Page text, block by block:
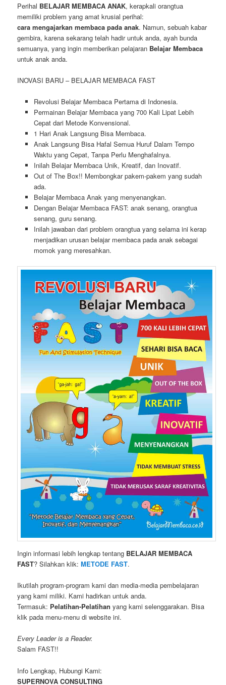
Perihal BELAJAR MEMBACA ANAK, kerapkali orangtua
memiliki problem yang amat krusial perihal:
cara mengajarkan membaca pada anak. Namun, sebuah kabar
gembira, karena sekarang telah hadir untuk anda, ayah bunda
semuanya, yang ingin memberikan pelajaran Belajar Membaca
untuk anak anda.
INOVASI BARU – BELAJAR MEMBACA FAST
Revolusi Belajar Membaca Pertama di Indonesia.
Permainan Belajar Membaca yang 700 Kali Lipat Lebih
Cepat dari Metode Konvensional.
1 Hari Anak Langsung Bisa Membaca.
Anak Langsung Bisa Hafal Semua Huruf Dalam Tempo
Waktu yang Cepat, Tanpa Perlu Menghafalnya.
Inilah Belajar Membaca Unik, Kreatif, dan Inovatif.
Out of The Box!! Membongkar pakem-pakem yang sudah
ada.
Belajar Membaca Anak yang menyenangkan.
Dengan Belajar Membaca FAST: anak senang, orangtua
senang, guru senang.
Inilah jawaban dari problem orangtua yang selama ini kerap
menjadikan urusan belajar membaca pada anak sebagai
momok yang meresahkan.
Ingin informasi lebih lengkap tentang BELAJAR MEMBACA
FAST? Silahkan klik:METODE FAST.
Ikutilah program-program kami dan media-media pembelajaran
yang kami miliki. Kami hadirkan untuk anda.
Termasuk: Pelatihan-Pelatihan yang kami selenggarakan. Bisa
klik pada menu-menu di website ini.
Every Leader is a Reader.
Salam FAST!!
Info Lengkap, Hubungi Kami:
SUPERNOVA CONSULTING